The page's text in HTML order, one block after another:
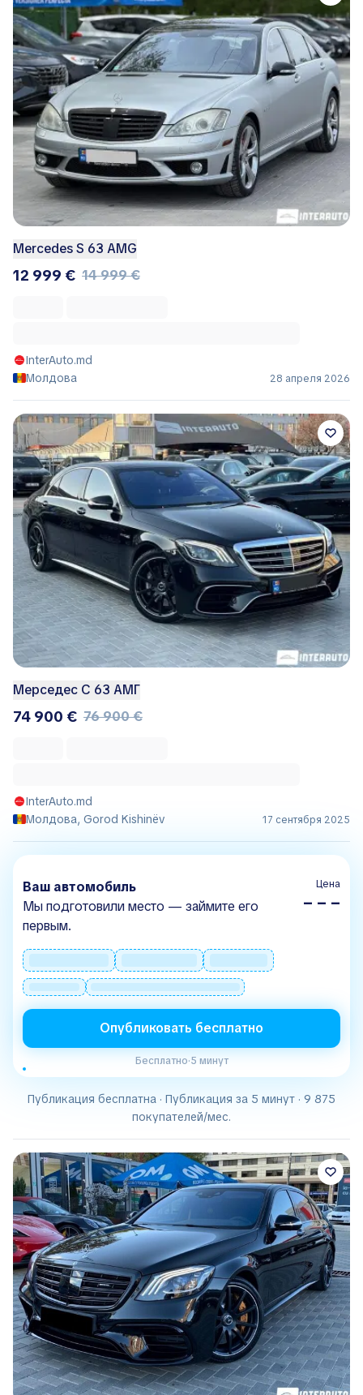
Mercedes S 63 AMG
12 999 € 14 999 €
InterAuto.md
Молдова
28 апреля 2026
Мерседес С 63 АМГ
74 900 € 76 900 €
InterAuto.md
Молдова, Gorod Kishinëv
17 сентября 2025
Ваш автомобиль
Мы подготовили место — займите его
первым.
Цена
– – –
Опубликовать бесплатно
Бесплатно·5 минут
Публикация бесплатна · Публикация за 5 минут · 9 875
покупателей/мес.